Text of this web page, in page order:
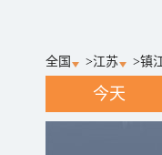
全国 >江苏 >镇
今天